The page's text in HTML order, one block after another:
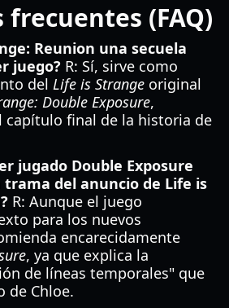
(FAQ)
Reunion una secuela
juego? R: Sí, sirve como
del Life is Strange original
Double Exposure,
capítulo final de la historia de
jugado Double Exposure
del anuncio de Life is
R: Aunque el juego
para los nuevos
encarecidamente
, ya que explica la
de líneas temporales" que
de Chloe.